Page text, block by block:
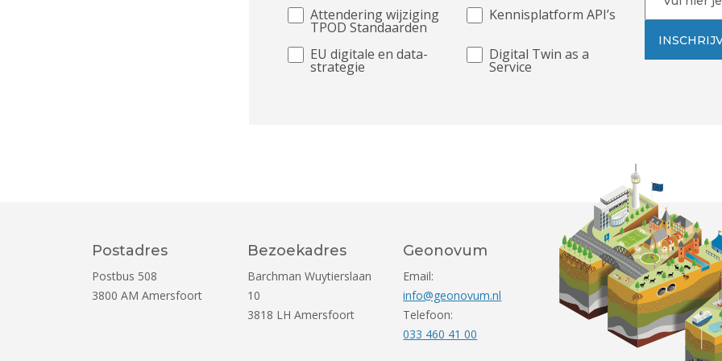
Attendering wijziging
TPOD Standaarden
Kennisplatform API’s
EU digitale en data-
strategie
Digital Twin as a
Service
mailadres
Postadres
Postbus 508
3800 AM Amersfoort
Bezoekadres
Barchman Wuytierslaan
10
3818 LH Amersfoort
Geonovum
Email:
info@geonovum.nl
Telefoon:
033 460 41 00
Geonovum